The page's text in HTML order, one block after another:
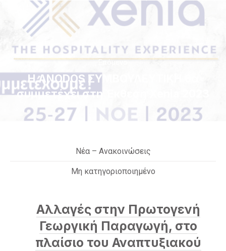
Επόμενο
Η ANODOS ΣΥΜΒΟΥΛΕΥΤΙΚΗ θα
συμμετέχει στη Έκθεση Xenia 2023
Nέα – Ανακοινώσεις
Μη κατηγοριοποιημένο
Αλλαγές στην Πρωτογενή
Γεωργική Παραγωγή, στο
πλαίσιο του Αναπτυξιακού